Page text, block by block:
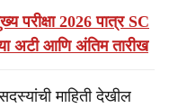
2026 पात्र SC
अटी आणि अंतिम तारीख
माहिती देखील